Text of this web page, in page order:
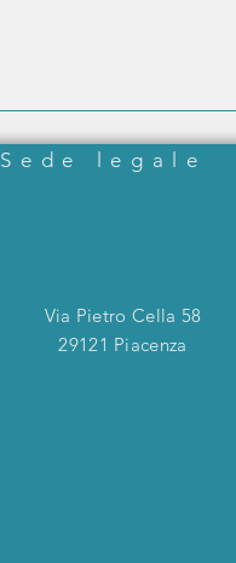
Sede legale
Via Pietro Cella 58
29121 Piacenza